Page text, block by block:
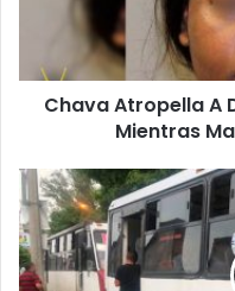
o
l
a
A
D
o
Chava Atropella A
Mientras
#
M
i
c
h